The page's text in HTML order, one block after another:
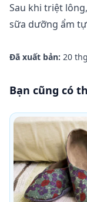
Sau khi triệt
sữa dưỡng ẩm
Đã xuất bản: 20
Bạn cũng có